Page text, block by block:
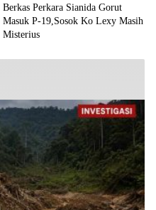
Berkas Perkara Sianida Gorut
Masuk P-19,Sosok Ko Lexy Masih
Misterius